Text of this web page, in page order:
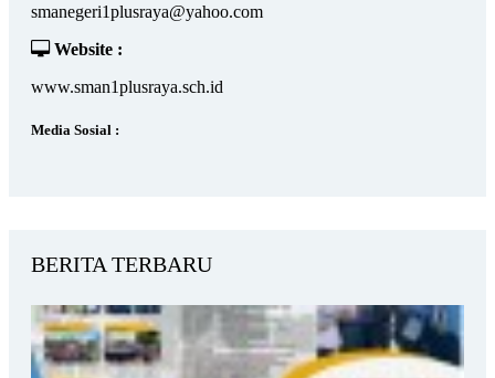
smanegeri1plusraya@yahoo.com
Website :
www.sman1plusraya.sch.id
Media Sosial :
BERITA TERBARU